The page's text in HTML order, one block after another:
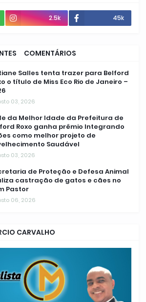
2.5k 45k
COMENTÁRIOS
Salles tenta trazer para Belford
o título de Miss Eco Rio de Janeiro –
03, 2026
da Melhor Idade da Prefeitura de
Roxo ganha prêmio Integrando
como melhor projeto de
Saudável
03, 2026
de Proteção e Defesa Animal
castração de gatos e cães no
Pastor
06, 2026
CARVALHO